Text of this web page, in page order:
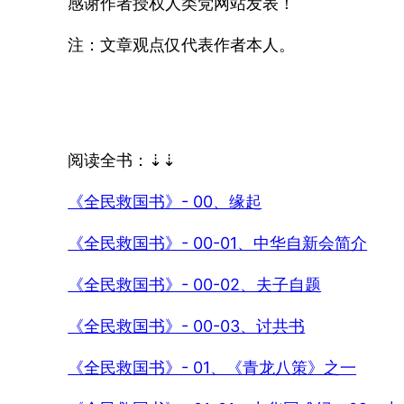
注：文章观点仅代表作者本人。
阅读全书：⇣⇣
《全民救国书》- 00、缘起
《全民救国书》- 00-01、中华自新会简介
《全民救国书》- 00-02、夫子自题
《全民救国书》- 00-03、讨共书
《全民救国书》- 01、《青龙八策》之一